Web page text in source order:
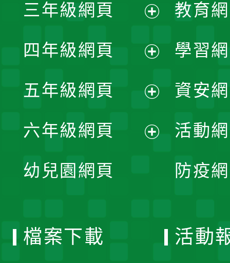
選
單
開
選
單
三年級網頁
開
選
單
四年級網頁
開
選
五年級網頁
開
六年級網頁
幼兒園網頁
教育
學習
資安
活動
防疫
檔案下載 活動